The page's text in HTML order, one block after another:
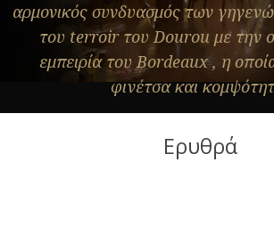
αρμονικός συνδυασμός των
του terroir του Dourou με την
εμπειρία του Bordeaux , η
φινέτσα και
Ερυθρά